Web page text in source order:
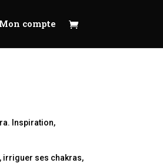
Mon compte
Inspiration,
irriguer ses chakras,